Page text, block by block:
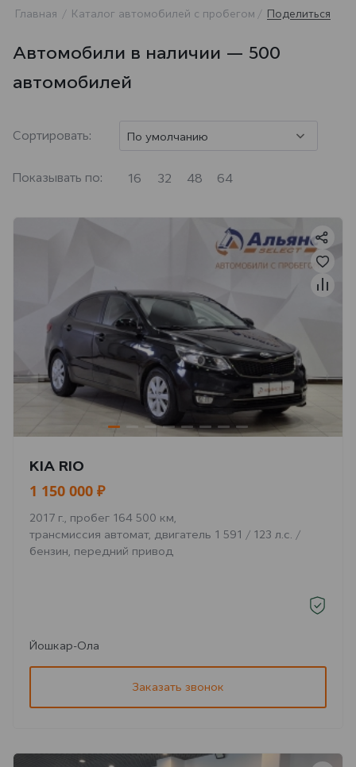
Главная Каталог автомобилей с пробегом Поделиться
Автомобили в наличии — 500
автомобилей
Сортировать: По умолчанию
Показывать по: 16 32 48 64
KIA RIO
1 150 000 ₽
2017 г., пробег 164 500 км,
трансмиссия автомат, двигатель 1 591 / 123 л.с. /
бензин, передний привод
Йошкар-Ола
Заказать звонок